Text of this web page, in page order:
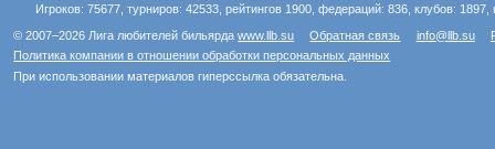
Игроков: 75677, турниров: 42533, рейтингов 1900, федераций: 836, клубов:
© 2007–2026 Лига любителей бильярдаwww.llb.su Обратная связь info@llb.su
Политика компании в отношении обработки персональных данных
При использовании материалов гиперссылка обязательна.